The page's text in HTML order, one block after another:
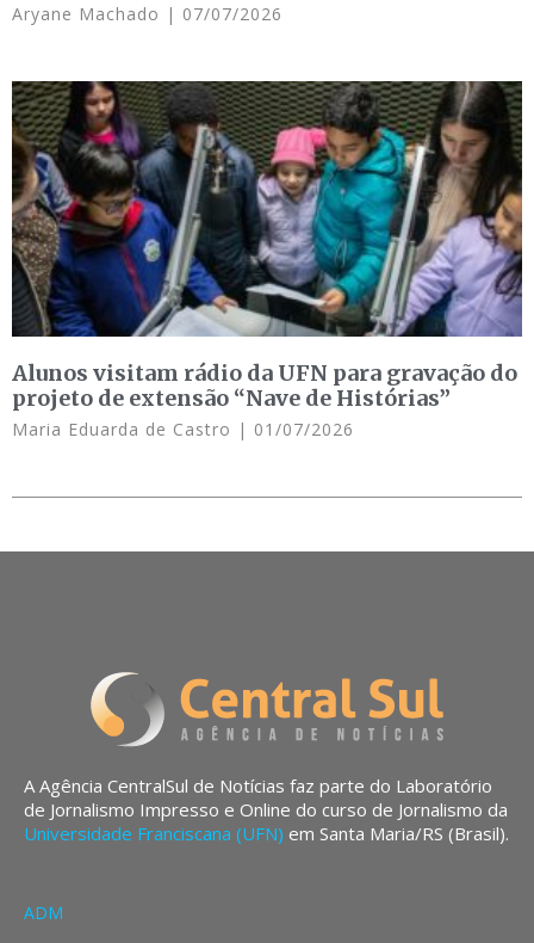
Aryane Machado 07/07/2026
Alunos visitam rádio da UFN para gravação do
projeto de extensão “Nave de Histórias”
Maria Eduarda de Castro 01/07/2026
A Agência CentralSul de Notícias faz parte do Laboratório
de Jornalismo Impresso e Online do curso de Jornalismo da
Universidade Franciscana (UFN) em Santa Maria/RS (Brasil).
ADM